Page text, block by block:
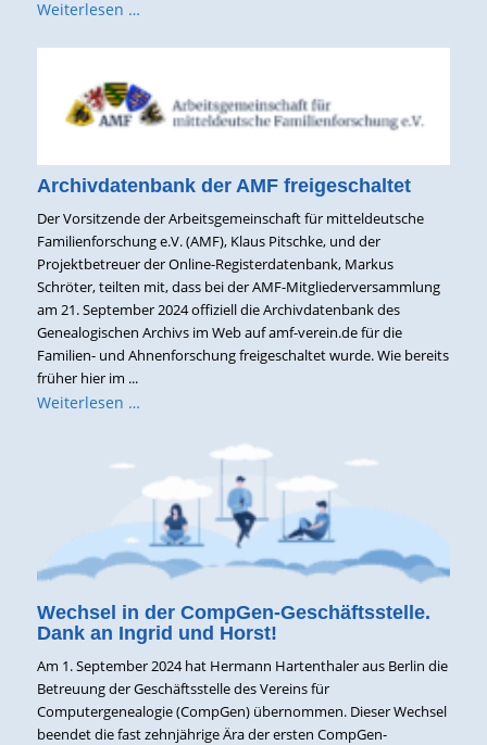
Weiterlesen …
Archivdatenbank der AMF freigeschaltet
Der Vorsitzende der Arbeitsgemeinschaft für mitteldeutsche
Familienforschung e.V. (AMF), Klaus Pitschke, und der
Projektbetreuer der Online-Registerdatenbank, Markus
Schröter, teilten mit, dass bei der AMF-Mitgliederversammlung
am 21. September 2024 offiziell die Archivdatenbank des
Genealogischen Archivs im Web auf amf-verein.de für die
Familien- und Ahnenforschung freigeschaltet wurde. Wie bereits
früher hier im ...
Weiterlesen …
Wechsel in der CompGen-Geschäftsstelle.
Dank an Ingrid und Horst!
Am 1. September 2024 hat Hermann Hartenthaler aus Berlin die
Betreuung der Geschäftsstelle des Vereins für
Computergenealogie (CompGen) übernommen. Dieser Wechsel
beendet die fast zehnjährige Ära der ersten CompGen-